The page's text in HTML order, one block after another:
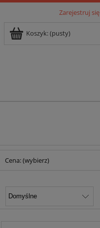
Zarejestruj się
Koszyk:(pusty)
Cena: (wybierz)